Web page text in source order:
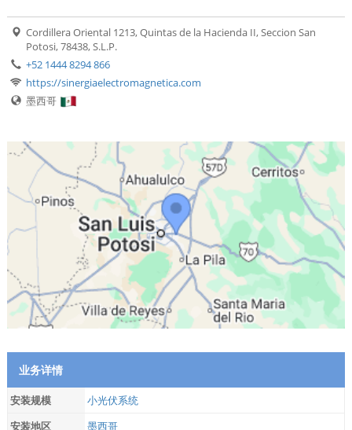
Cordillera Oriental 1213, Quintas de la Hacienda II, Seccion San
Potosi, 78438, S.L.P.
+52 1444 8294 866
https://sinergiaelectromagnetica.com
墨西哥
业务详情
安装规模
小光伏系统
安装地区
墨西哥